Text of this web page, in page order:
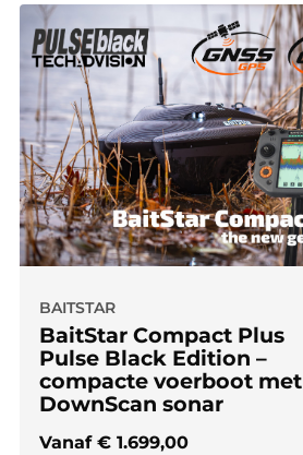
BAITSTAR
BaitStar Compact Plus
Pulse Black Edition –
compacte voerboot met
DownScan sonar
Vanaf € 1.699,00